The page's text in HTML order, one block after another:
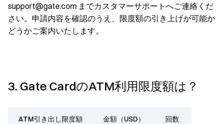
support@gate.com までカスタマーサポートへご連絡くだ
さい。申請内容を確認のうえ、限度額の引き上げが可能か
どうかご案内いたします。
3. Gate CardのATM利用限度額は？
ATM引き出し限度額 金額（USD） 回数